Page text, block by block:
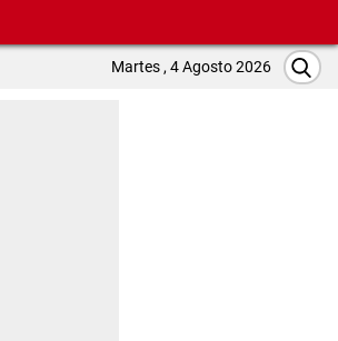
Martes , 4 Agosto 2026